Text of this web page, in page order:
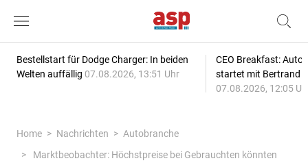
Bestellstart für Dodge Charger: In beiden
Welten auffällig 07.08.2026, 13:51 Uhr
CEO Breakfast:
startet mit Bertrand
07.08.2026, 12:05
Home Nachrichten
Autobranche
Marktbeobachter: Höchstpreise bei Gebrauchten könnten